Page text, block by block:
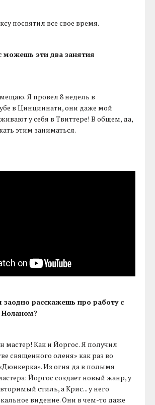
посвятил все свое время.
можешь эти два занятия
Я провел 8 недель в
в Цинциннати, они даже мой
у себя в Твиттере! В общем, да,
этим заниматься.
расскажешь про работу с
мастер! Как и Йоргос. Я получил
священного оленя» как раз во
Из огня да в полымя
Йоргос создает новый жанр, у
стиль, а Крис... у него
видение. Они в чем-то даже